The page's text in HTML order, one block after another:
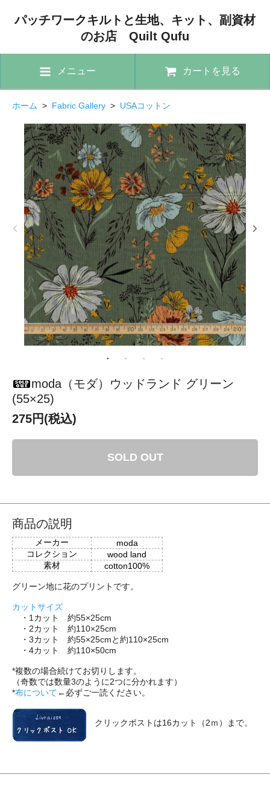
パッチワークキルトと生地、キット、副資材
のお店 Quilt Qufu
メニュー カートを見る
ホーム > Fabric Gallery > USAコットン
moda（モダ）ウッドランド グリーン
(55×25)
275円(税込)
SOLD OUT
商品の説明
メーカー
moda
コレクション
wood land
素材
cotton100%
グリーン地に花のプリントです。
カットサイズ
・1カット 約55×25cm
・2カット 約110×25cm
・3カット 約55×25cmと約110×25cm
・4カット 約110×50cm
*複数の場合続けてお切りします。
（奇数では数量3のように2つに分かれます）
*布について ←必ずご一読ください。
クリックポストは16カット（2ｍ）まで。